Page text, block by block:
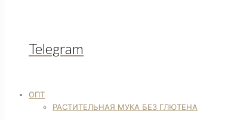
Telegram
ОПТ
РАСТИТЕЛЬНАЯ МУКА БЕЗ ГЛЮТЕНА